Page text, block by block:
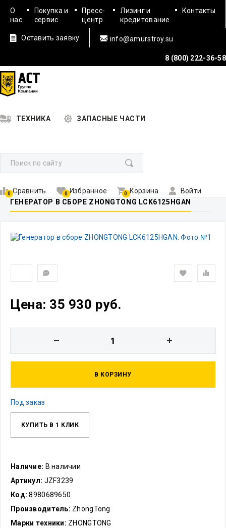
О
нас
Покупка и
сервис
Пресс-
центр
Лизинг и
кредитование
Контакты
Оставить заявку info@amurstroy.su
8 (800) 222-36-58
ТЕХНИКА ЗАПАСНЫЕ ЧАСТИ
0 Сравнить 0 Избранное 0 Корзина
Войти
ГЕНЕРАТОР В СБОРЕ ZHONGTONG LCK6125HGAN
Наличие: В наличии
Артикул: JZF3239
Код: 8980689650
Производитель: ZhongTong
Марки техники: ZHONGTONG
Цена: 35 930 руб.
В КОРЗИНУ
Под заказ
КУПИТЬ В 1 КЛИК